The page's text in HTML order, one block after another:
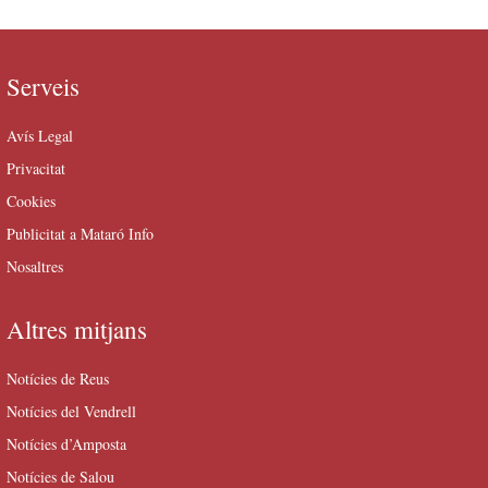
Serveis
Avís Legal
Privacitat
Cookies
Publicitat a Mataró Info
Nosaltres
Altres mitjans
Notícies de Reus
Notícies del Vendrell
Notícies d’Amposta
Notícies de Salou